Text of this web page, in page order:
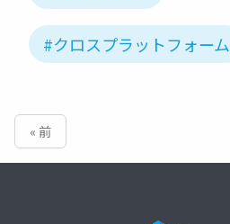
#クロスプラットフォーム
« 前